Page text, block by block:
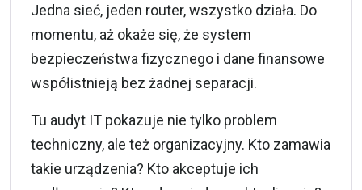
Jedna sieć, jeden router, wszystko działa. Do
momentu, aż okaże się, że system
bezpieczeństwa fizycznego i dane finansowe
współistnieją bez żadnej separacji.
Tu audyt IT pokazuje nie tylko problem
techniczny, ale też organizacyjny. Kto zamawia
takie urządzenia? Kto akceptuje ich